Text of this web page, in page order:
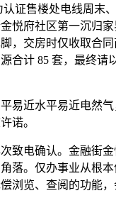
售楼处电线周末、
悦府社区第一沉归
，交房时仅收取合
合计 85 套，最终
近水平易近电然气
诺。
电确认。金融街金
落。仅办事业从根
浏览、查阅的功能